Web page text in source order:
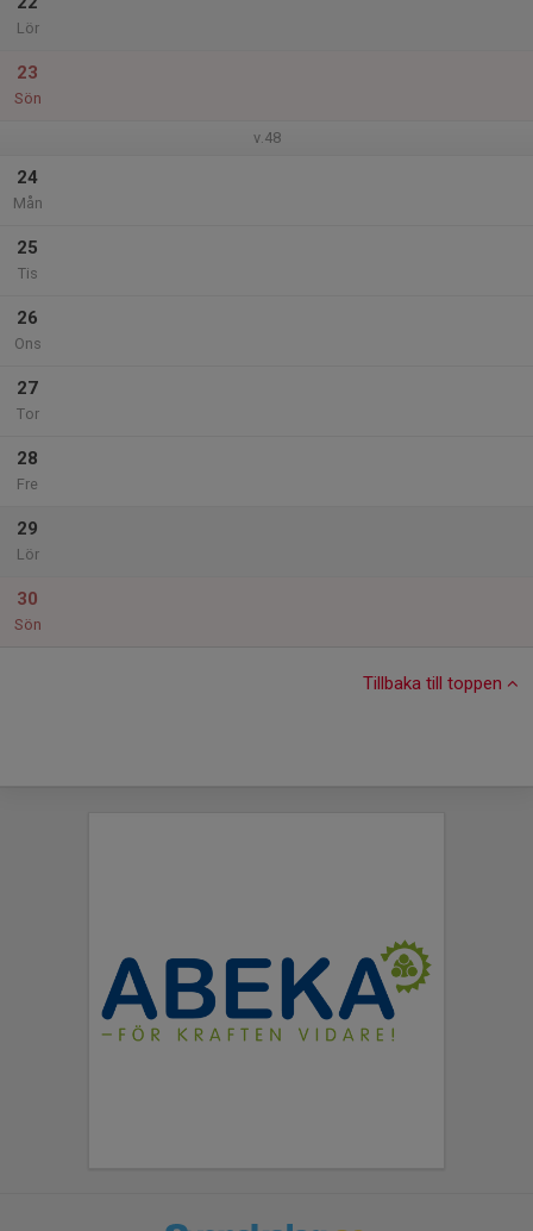
Lör
23
Sön
v.48
24
Mån
25
Tis
26
Ons
27
Tor
28
Fre
29
Lör
30
Sön
Tillbaka till toppen